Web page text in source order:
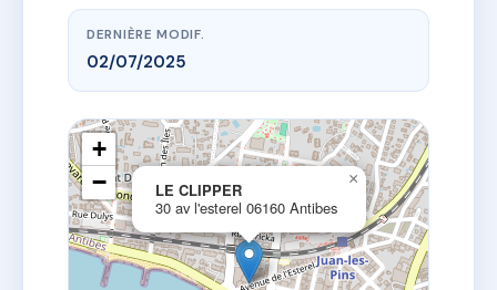
DERNIÈRE MODIF.
02/07/2025
LE CLIPPER
30 av l'esterel 06160 Antibes
×
+
−